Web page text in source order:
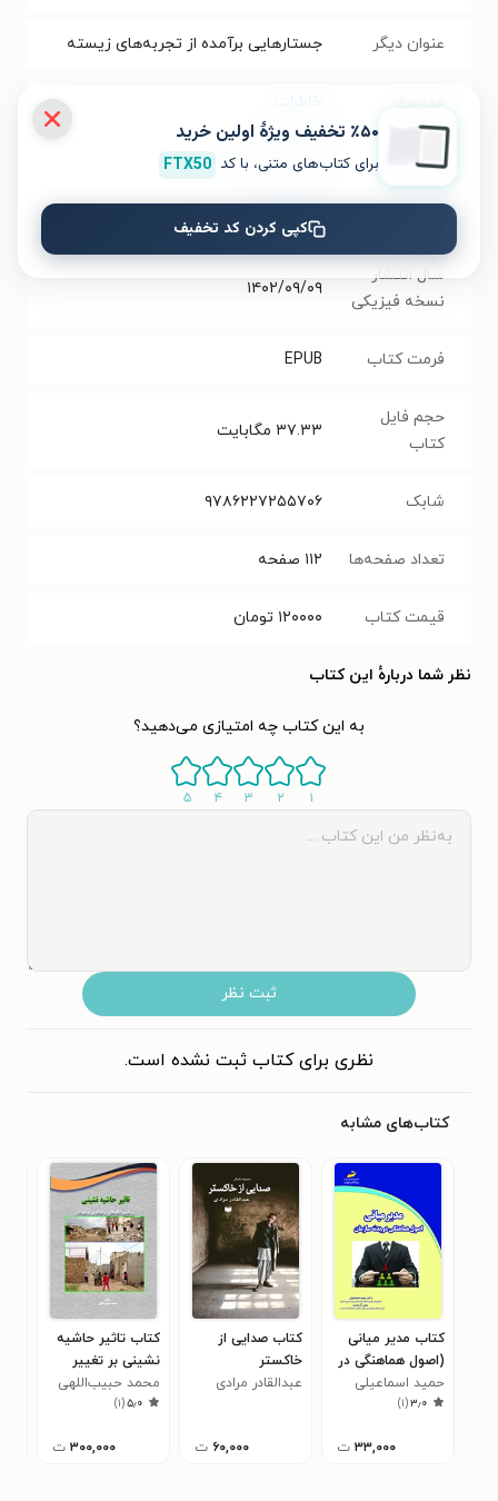
عنوان دیگر جستارهایی برآمده از تجربه‌های زیسته
نویسنده بهار رهادوست
نشر هنوز
سال انتشار
نسخه فیزیکی
۱۴۰۲/۰۹/۰۹
فرمت کتاب EPUB
حجم فایل
کتاب
۳۷.۳۳ مگابایت
شابک ۹۷۸۶۲۲۷۲۵۵۷۰۶
تعداد صفحه‌ها ۱۱۲ صفحه
قیمت کتاب ۱۲۰۰۰۰ تومان
نظر شما دربارهٔ این کتاب
به این کتاب چه امتیازی می‌دهید؟
۱ ۲ ۳ ۴ ۵
ثبت نظر
نظری برای کتاب ثبت نشده است.
کتاب‌های مشابه
کتاب مدیر میانی
(اصول هماهنگی در
بدنه سازمان)
حمید اسماعیلی
۳٫۰(۱)
۳۳,۰۰۰ ت
کتاب صدایی از
خاکستر
عبدالقادر مرادی
۶۰,۰۰۰ ت
کتاب تاثیر حاشیه
نشینی بر تغییر
الگوهای بزهکاری
نوجوانان
محمد حبیب‌اللهی
۵٫۰(۱)
۳۰۰,۰۰۰ ت
٪۵۰ تخفیف ویژۀ اولین خرید
برای کتاب‌های متنی، با کد FTX50
کپی کردن کد تخفیف